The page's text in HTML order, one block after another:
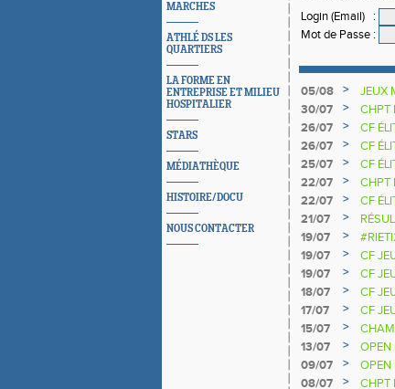
MARCHES
ATHLÉ DS LES
QUARTIERS
LA FORME EN
ENTREPRISE ET MILIEU
HOSPITALIER
STARS
MÉDIATHÈQUE
HISTOIRE/DOCU
NOUS CONTACTER
Login (Email)
:
Mot de Passe :
05/08 >
JEUX
30/07
>
CHPT
26/07
>
CF
26/07
>
CF
25/07
>
CF
22/07 >
CHPT
22/07
>
CF
21/07
>
2025
19/07 >
19/07 >
CF
19/07
>
CF
18/07
>
CF
17/07
>
CF
15/07
>
13/07
>
OPEN
09/07
>
OPEN
08/07
> CHPT